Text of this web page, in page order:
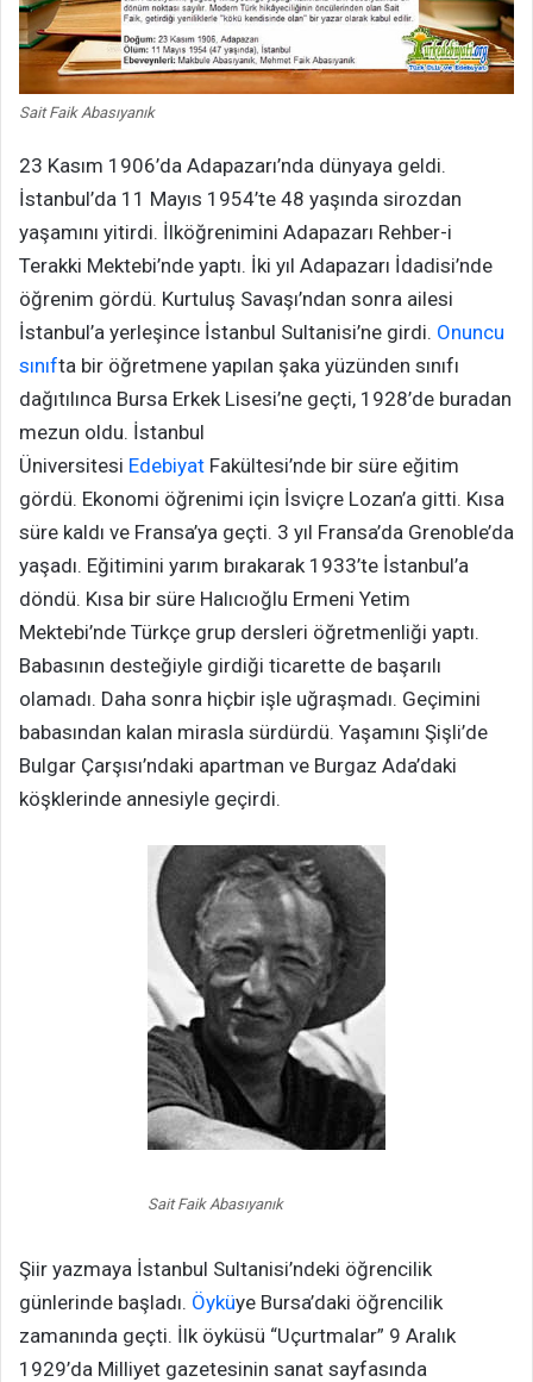
Sait Faik Abasıyanık
23 Kasım 1906’da Adapazarı’nda dünyaya geldi.
İstanbul’da 11 Mayıs 1954’te 48 yaşında sirozdan
yaşamını yitirdi. İlköğrenimini Adapazarı Rehber-i
Terakki Mektebi’nde yaptı. İki yıl Adapazarı İdadisi’nde
öğrenim gördü. Kurtuluş Savaşı’ndan sonra ailesi
İstanbul’a yerleşince İstanbul Sultanisi’ne girdi. Onuncu
sınıfta bir öğretmene yapılan şaka yüzünden sınıfı
dağıtılınca Bursa Erkek Lisesi’ne geçti, 1928’de buradan
mezun oldu. İstanbul
Üniversitesi Edebiyat Fakültesi’nde bir süre eğitim
gördü. Ekonomi öğrenimi için İsviçre Lozan’a gitti. Kısa
süre kaldı ve Fransa’ya geçti. 3 yıl Fransa’da Grenoble’da
yaşadı. Eğitimini yarım bırakarak 1933’te İstanbul’a
döndü. Kısa bir süre Halıcıoğlu Ermeni Yetim
Mektebi’nde Türkçe grup dersleri öğretmenliği yaptı.
Babasının desteğiyle girdiği ticarette de başarılı
olamadı. Daha sonra hiçbir işle uğraşmadı. Geçimini
babasından kalan mirasla sürdürdü. Yaşamını Şişli’de
Bulgar Çarşısı’ndaki apartman ve Burgaz Ada’daki
köşklerinde annesiyle geçirdi.
Sait Faik Abasıyanık
Şiir yazmaya İstanbul Sultanisi’ndeki öğrencilik
günlerinde başladı. Öyküye Bursa’daki öğrencilik
zamanında geçti. İlk öyküsü “Uçurtmalar” 9 Aralık
1929’da Milliyet gazetesinin sanat sayfasında